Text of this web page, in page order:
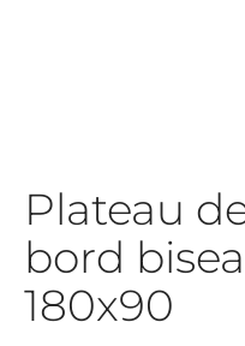
Plateau
bord
180x90